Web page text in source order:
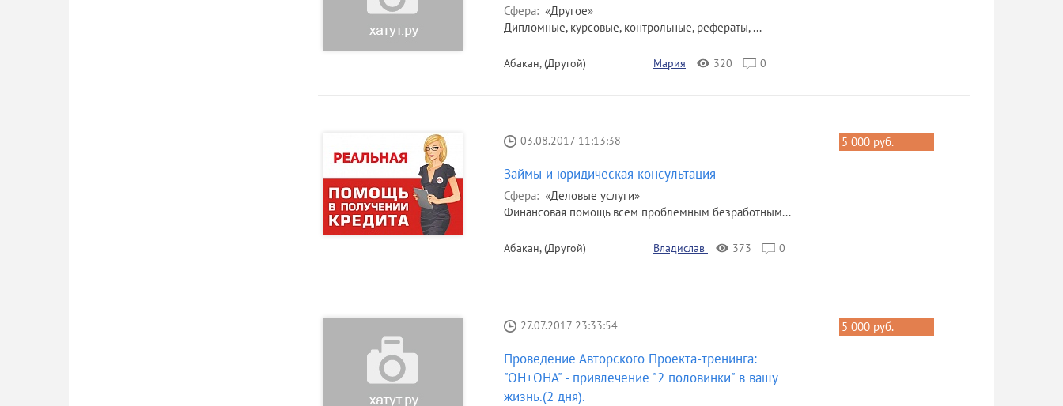
Сфера: «Другое»
Дипломные, курсовые, контрольные, рефераты, ...
Абакан, (Другой) Мария 320 0
03.08.2017 11:13:38
Займы и юридическая консультация
Сфера: «Деловые услуги»
Финансовая помощь всем проблемным безработным...
Абакан, (Другой) Владислав 373 0
5 000 руб.
27.07.2017 23:33:54
Проведение Авторского Проекта-тренинга:
"ОН+ОНА" - привлечение "2 половинки" в вашу
жизнь.(2 дня).
5 000 руб.